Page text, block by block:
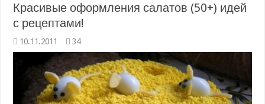
Красивые оформления салатов (50+) идей
с рецептами!
10.11.2011 34